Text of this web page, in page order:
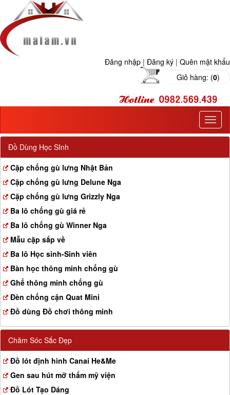
Đăng nhập | Đăng ký | Quên mật khẩu
Giỏ hàng: (0)
T
o
Đồ Dùng Học SInh
Cặp chống gù lưng Nhật Bản
Cặp chống gù lưng Delune Nga
Cặp chống gù lưng Grizzly Nga
Ba lô chống gù giá rẻ
Ba lô chống gù Winner Nga
Mẫu cặp sắp về
Ba lô Học sinh-Sinh viên
Bàn học thông minh chống gù
Ghế thông minh chống gù
Đèn chống cận Quat Mini
Đồ dùng Đồ chơi thông minh
Chăm Sóc Sắc Đẹp
Đồ lót định hình Canai He&Me
Gen sau hút mỡ thẩm mỹ viện
Đồ Lót Tạo Dáng